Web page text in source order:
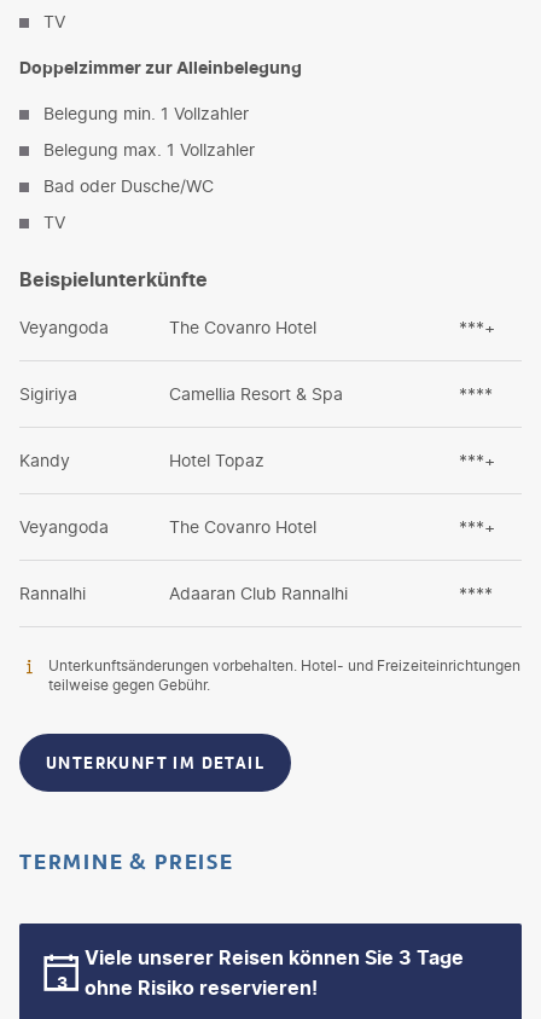
TV
Doppelzimmer zur Alleinbelegung
Belegung min. 1 Vollzahler
Belegung max. 1 Vollzahler
Bad oder Dusche/WC
TV
Beispielunterkünfte
Veyangoda The Covanro Hotel ***+
Sigiriya Camellia Resort & Spa ****
Kandy Hotel Topaz ***+
Veyangoda The Covanro Hotel ***+
Rannalhi Adaaran Club Rannalhi ****
Unterkunftsänderungen vorbehalten. Hotel- und Freizeiteinrichtungen
teilweise gegen Gebühr.
UNTERKUNFT IM DETAIL
TERMINE & PREISE
Viele unserer Reisen können Sie 3 Tage
ohne Risiko reservieren!